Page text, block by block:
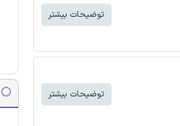
توضیحات بیشتر
توضیحات بیشتر